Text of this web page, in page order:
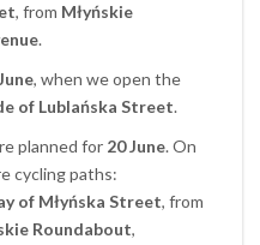
, from Młyńskie
.
, when we open the
of Lublańska Street.
planned for 20 June. On
cycling paths:
of Młyńska Street, from
Roundabout,